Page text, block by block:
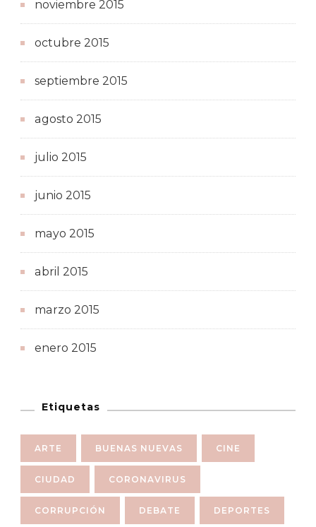
noviembre 2015
octubre 2015
septiembre 2015
agosto 2015
julio 2015
junio 2015
mayo 2015
abril 2015
marzo 2015
enero 2015
Etiquetas
ARTE BUENAS NUEVAS CINE
CIUDAD CORONAVIRUS
CORRUPCIÓN DEBATE DEPORTES